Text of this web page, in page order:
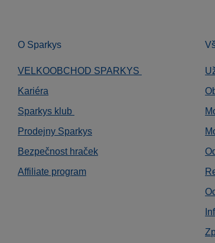
O Sparkys
VELKOOBCHOD SPARKYS
Kariéra
Sparkys klub
Prodejny Sparkys
Bezpečnost hraček
Affiliate program